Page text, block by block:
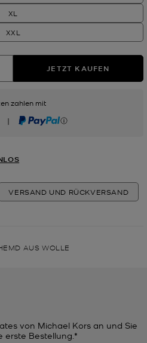
XL
XXL
JETZT KAUFEN
zahlen mit
| PayPal
VERSAND UND RÜCKVERSAND
AUS WOLLE
von Michael Kors an und Sie
erste Bestellung.*